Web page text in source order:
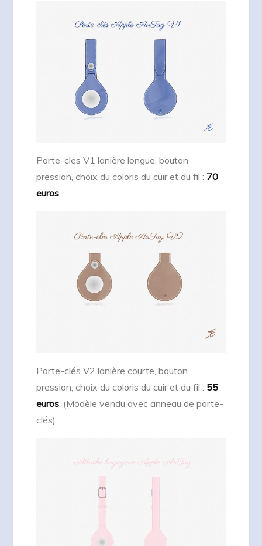
Porte-clés V1 lanière longue, bouton
pression, choix du coloris du cuir et du fil : 70
euros.
Porte-clés V2 lanière courte, bouton
pression, choix du coloris du cuir et du fil : 55
euros . (Modèle vendu avec anneau de porte-
clés)